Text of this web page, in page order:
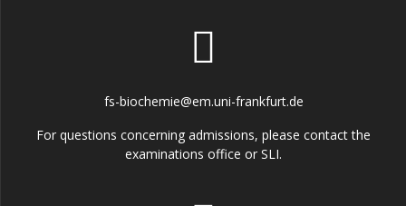
fs-biochemie@em.uni-frankfurt.de
For questions concerning admissions, please contact the
examinations office or SLI.